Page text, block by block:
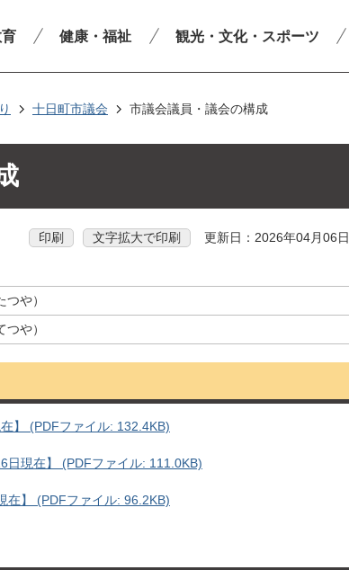
健康・福祉 観光・文化・スポーツ
十日町市議会 市議会議員・議会の構成
印刷 文字拡大で印刷 更新日：2026年04月06日
や）
や）
】 (PDFファイル: 132.4KB)
日現在】 (PDFファイル: 111.0KB)
在】 (PDFファイル: 96.2KB)